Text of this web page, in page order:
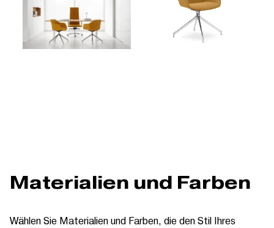
Materialien und Farben
Wählen Sie Materialien und Farben, die den Stil Ihres